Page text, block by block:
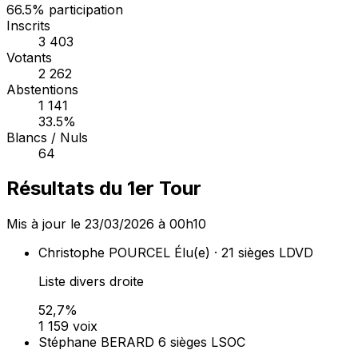
66.5% participation
Inscrits
3 403
Votants
2 262
Abstentions
1 141
33.5%
Blancs / Nuls
64
Résultats du 1er Tour
Mis à jour le 23/03/2026 à 00h10
Christophe POURCEL Élu(e) · 21 sièges LDVD
Liste divers droite
52,7%
1 159 voix
Stéphane BERARD 6 sièges LSOC